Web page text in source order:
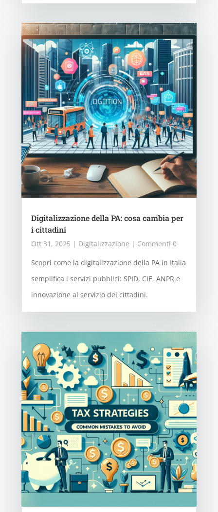
Digitalizzazione della PA: cosa cambia per
i cittadini
Ott 31, 2025 | Digitalizzazione | Commenti 0
Scopri come la digitalizzazione della PA in Italia
semplifica i servizi pubblici: SPID, CIE, ANPR e
innovazione al servizio dei cittadini.